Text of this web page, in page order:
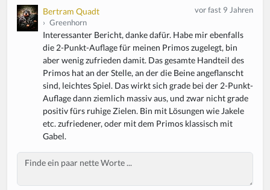
Bertram Quadt
› Greenhorn
vor fast 9 Jahren
Interessanter Bericht, danke dafür. Habe mir ebenfalls
die 2-Punkt-Auflage für meinen Primos zugelegt, bin
aber wenig zufrieden damit. Das gesamte Handteil des
Primos hat an der Stelle, an der die Beine angeflanscht
sind, leichtes Spiel. Das wirkt sich grade bei der 2-Punkt-
Auflage dann ziemlich massiv aus, und zwar nicht grade
positiv fürs ruhige Zielen. Bin mit Lösungen wie Jakele
etc. zufriedener, oder mit dem Primos klassisch mit
Gabel.
o
Body